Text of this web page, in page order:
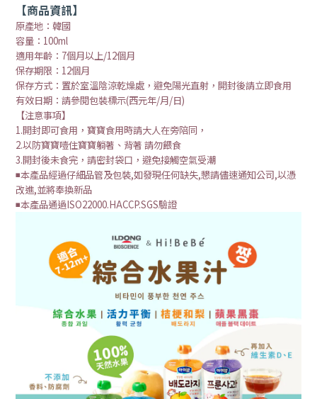
【商品資訊】
原產地：韓國
容量：100ml
適用年齡：7個月以上/12個月
保存期限：12個月
保存方式：置於室溫陰涼乾燥處，避免陽光直射，開封後請立即食用
有效日期：請參閱包裝標示(西元年/月/日)
【注意事項】
1.開封即可食用，寶寶食用時請大人在旁陪同，
2.以防寶寶噎住寶寶躺著、背著 請勿餵食
3.開封後未食完，請密封袋口，避免接觸空氣受潮
◾本產品經過仔細品管及包裝,如發現任何缺失,懇請儘速通知公司,以憑
改進,並將奉換新品
◾本產品通過ISO22000.HACCP.SGS驗證